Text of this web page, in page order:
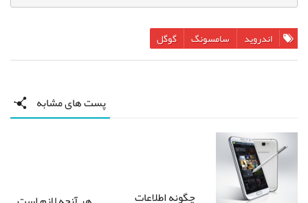
اندروید سامسونگ گوگل
پست های مشابه
چگونه اطلاعات